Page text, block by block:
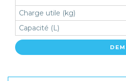
Charge utile (kg)
Capacité (L)